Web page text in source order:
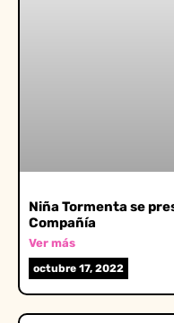
Niña Tormenta se
Compañía
Ver más
octubre 17, 2022